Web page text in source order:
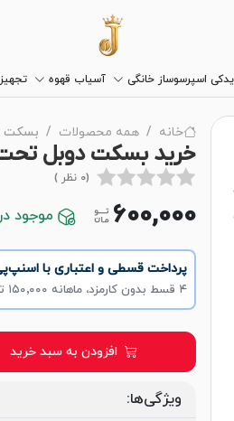
اسپرسوساز خانگی آسیاب قهوه
خانه همه محصولات بسکت
خرید بسکت دوبل تحت غیر فشار
(0 نظر )
600,000 موجود در
پرداخت قسطی و اعتباری با
۴ قسط بدون کارمزد، ماهانه ۱۵۰٬۰۰۰ تومان
افزودن به سبد خرید
ویژگی‌ها: